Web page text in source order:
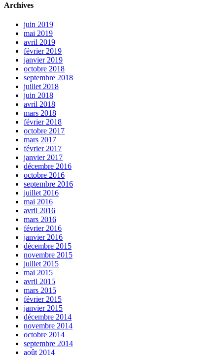
Archives
juin 2019
mai 2019
avril 2019
février 2019
janvier 2019
octobre 2018
septembre 2018
juillet 2018
juin 2018
avril 2018
mars 2018
février 2018
octobre 2017
mars 2017
février 2017
janvier 2017
décembre 2016
octobre 2016
septembre 2016
juillet 2016
mai 2016
avril 2016
mars 2016
février 2016
janvier 2016
décembre 2015
novembre 2015
juillet 2015
mai 2015
avril 2015
mars 2015
février 2015
janvier 2015
décembre 2014
novembre 2014
octobre 2014
septembre 2014
août 2014